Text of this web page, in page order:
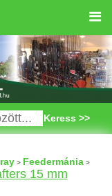
Keress >>
> Feedermánia>
15 mm